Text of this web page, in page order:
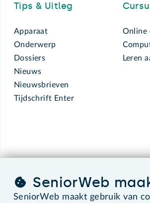
Tips & Uitleg
Apparaat
Onderwerp
Dossiers
Nieuws
Nieuwsbrieven
Tijdschrift Enter
Online
Leren
SeniorWeb.De
SeniorWeb
SeniorWeb maakt gebruik van